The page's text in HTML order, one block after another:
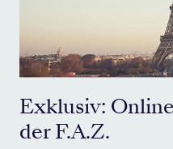
Exklusiv:
der F.A.Z.